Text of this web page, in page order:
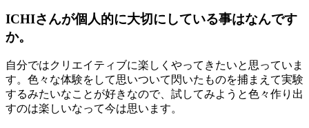
ICHIさんが個人的に大切にしている事はなんです
か。
自分ではクリエイティブに楽しくやってきたいと思っていま
す。色々な体験をして思いついて閃いたものを捕まえて実験
するみたいなことが好きなので、試してみようと色々作り出
すのは楽しいなって今は思います。